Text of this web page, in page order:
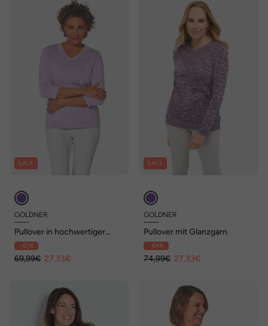
SALE
GOLDNER
Pullover in hochwertiger
Qualität
- 61%
69,99€ 27,33€
SALE
GOLDNER
Pullover mit Glanzgarn
- 64%
74,99€ 27,33€